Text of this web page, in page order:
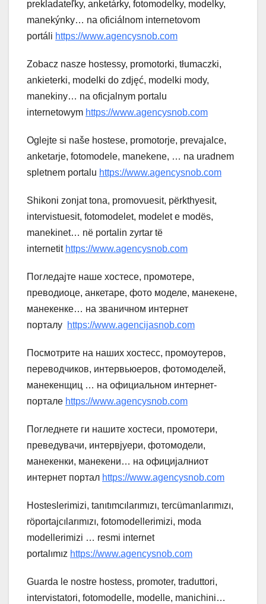
prekladateľky, anketárky, fotomodelky, modelky,
manekýnky… na oficiálnom internetovom
portáli https://www.agencysnob.com
Zobacz nasze hostessy, promotorki, tłumaczki,
ankieterki, modelki do zdjęć, modelki mody,
manekiny… na oficjalnym portalu
internetowym https://www.agencysnob.com
Oglejte si naše hostese, promotorje, prevajalce,
anketarje, fotomodele, manekene, … na uradnem
spletnem portalu https://www.agencysnob.com
Shikoni zonjat tona, promovuesit, përkthyesit,
intervistuesit, fotomodelet, modelet e modës,
manekinet… në portalin zyrtar të
internetit https://www.agencysnob.com
Погледајте наше хостесе, промотере,
преводиоце, анкетаре, фото моделе, манекене,
манекенке… на званичном интернет
порталу https://www.agencijasnob.com
Посмотрите на наших хостесс, промоутеров,
переводчиков, интервьюеров, фотомоделей,
манекенщиц … на официальном интернет-
портале https://www.agencysnob.com
Погледнете ги нашите хостеси, промотери,
преведувачи, интервјуери, фотомодели,
манекенки, манекени… на официјалниот
интернет портал https://www.agencysnob.com
Hosteslerimizi, tanıtımcılarımızı, tercümanlarımızı,
röportajcılarımızı, fotomodellerimizi, moda
modellerimizi … resmi internet
portalımız https://www.agencysnob.com
Guarda le nostre hostess, promoter, traduttori,
intervistatori, fotomodelle, modelle, manichini…